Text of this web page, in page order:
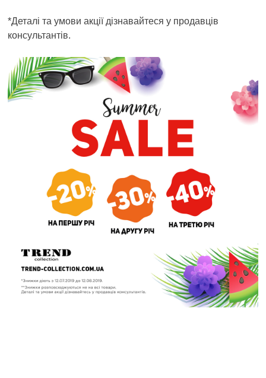
*Деталі та умови акції дізнавайтеся у продавців
консультантів.